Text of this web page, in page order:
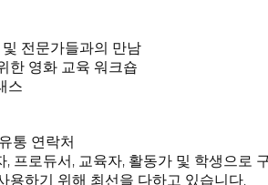
전문가들과의 만남
한 영화 교육 워크숍
스
통 연락처
프로듀서, 교육자, 활동가 및 학생으로
용하기 위해 최선을 다하고 있습니다.